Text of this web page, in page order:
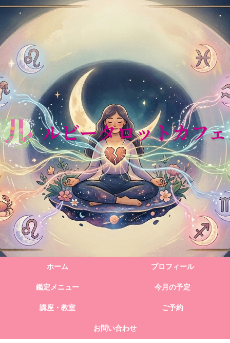
ホーム プロフィール
鑑定メニュー 今月の予定
講座・教室 ご予約
お問い合わせ